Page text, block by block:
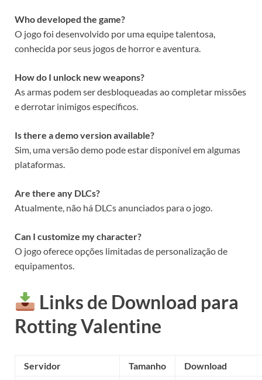
Who developed the game?
O jogo foi desenvolvido por uma equipe talentosa,
conhecida por seus jogos de horror e aventura.
How do I unlock new weapons?
As armas podem ser desbloqueadas ao completar missões
e derrotar inimigos específicos.
Is there a demo version available?
Sim, uma versão demo pode estar disponível em algumas
plataformas.
Are there any DLCs?
Atualmente, não há DLCs anunciados para o jogo.
Can I customize my character?
O jogo oferece opções limitadas de personalização de
equipamentos.
Links de Download para
Rotting Valentine
Servidor Tamanho
Download